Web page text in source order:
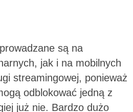
są na
jak i na mobilnych
streamingowej, ponieważ
odblokować jedną z
już nie. Bardzo dużo